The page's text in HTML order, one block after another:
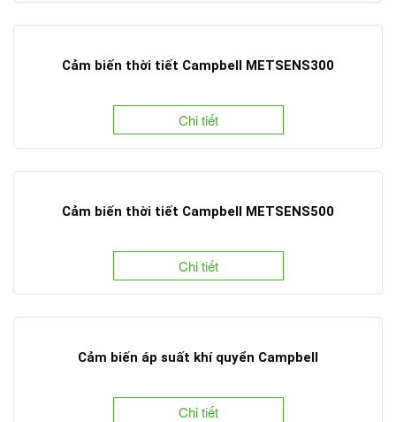
Cảm biến thời tiết Campbell METSENS300
Chi tiết
Cảm biến thời tiết Campbell METSENS500
Chi tiết
Cảm biến áp suất khí quyển Campbell
Chi tiết